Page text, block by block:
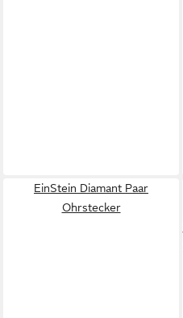
EinStein Diamant Paar
Ohrstecker